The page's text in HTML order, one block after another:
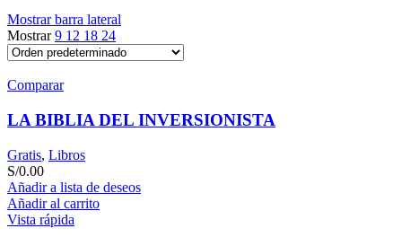
Mostrar barra lateral
Mostrar9 12 18 24
Comparar
LA BIBLIA DEL INVERSIONISTA
Gratis, Libros
S/0.00
Añadir a lista de deseos
Añadir al carrito
Vista rápida